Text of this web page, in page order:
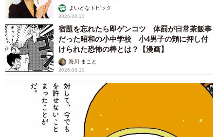
まいどなトピック
2026.08.10
宿題を忘れたら即ゲンコツ 体罰が日常茶飯事
だった昭和の小中学校 小4男子の頬に押し付
けられた恐怖の棒とは？【漫画】
海川 まこと
2026.08.10